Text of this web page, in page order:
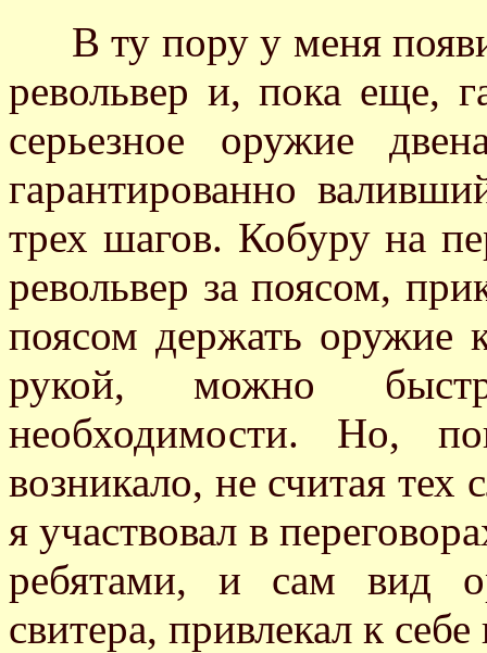
В ту пору у меня
револьвер и, пока еще,
серьезное оружие
гарантированно
трех шагов. Кобуру на
револьвер за поясом,
поясом держать оружие
рукой, можно
необходимости. Но,
возникало, не считая тех
я участвовал в
ребятами, и сам вид
свитера, привлекал к себе